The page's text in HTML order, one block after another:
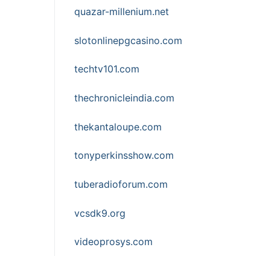
quazar-millenium.net
slotonlinepgcasino.com
techtv101.com
thechronicleindia.com
thekantaloupe.com
tonyperkinsshow.com
tuberadioforum.com
vcsdk9.org
videoprosys.com